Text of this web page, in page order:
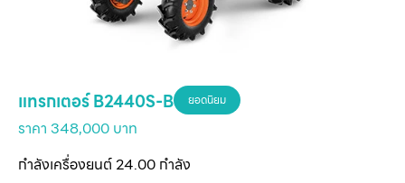
แทรกเตอร์ B2440S-B ยอดนิยม
ราคา 348,000 บาท
กำลังเครื่องยนต์ 24.00 กำลัง